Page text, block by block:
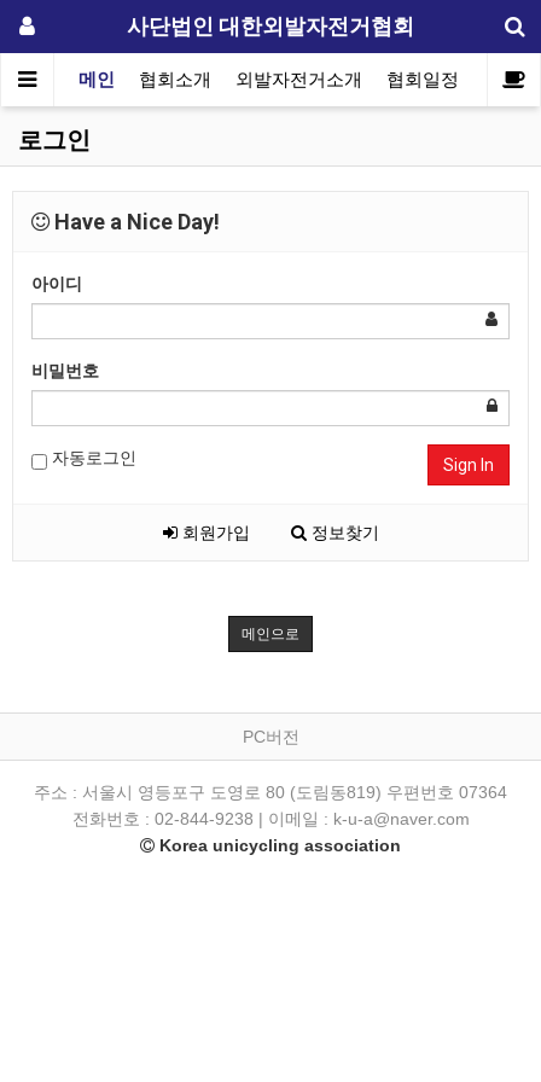
사단법인 대한외발자전거협회
메인 협회소개 외발자전거소개 협회일정 자료실
로그인
Have a Nice Day!
아이디
비밀번호
자동로그인 Sign In
회원가입 정보찾기
메인으로
PC버전
주소 : 서울시 영등포구 도영로 80 (도림동819) 우편번호 07364
전화번호 : 02-844-9238 | 이메일 : k-u-a@naver.com
Korea unicycling association